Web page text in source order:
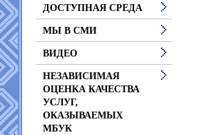
ДОСТУПНАЯ СРЕДА
МЫ В СМИ
ВИДЕО
НЕЗАВИСИМАЯ
ОЦЕНКА КАЧЕСТВА
УСЛУГ,
ОКАЗЫВАЕМЫХ
МБУК